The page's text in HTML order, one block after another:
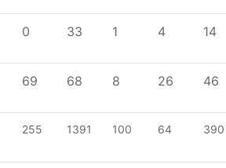
255 1391 100 64 390
0 33 1 4 14
69 68 8 26 46